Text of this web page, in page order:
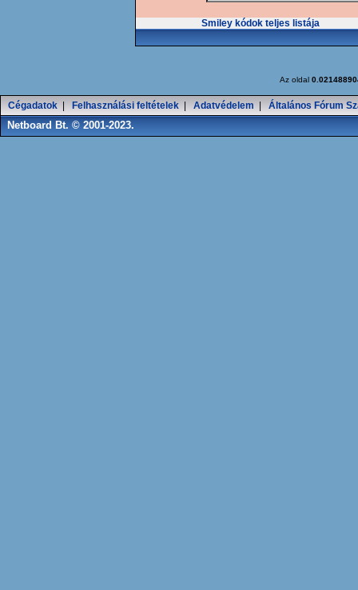
Smiley kódok teljes listája
Az oldal
Cégadatok Felhasználási feltételek Adatvédelem Általános Fórum
Netboard Bt. © 2001-2023.